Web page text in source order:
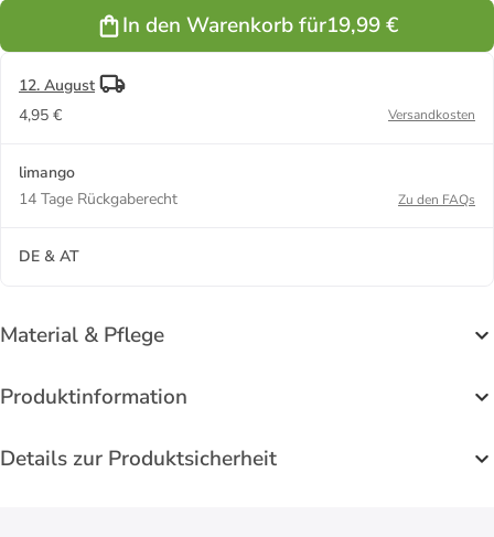
In den Warenkorb für19,99 €
12. August
4,95 €
Versandkosten
limango
14 Tage Rückgaberecht
Zu den FAQs
DE & AT
Material & Pflege
Produktinformation
Details zur Produktsicherheit